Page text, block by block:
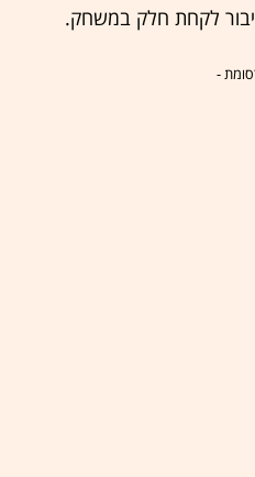
לקחת חלק במשחק.
-